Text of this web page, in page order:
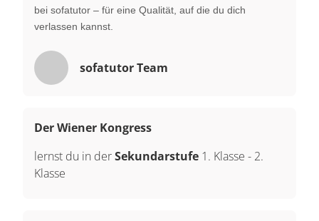
bei sofatutor – für eine Qualität, auf die du dich
verlassen kannst.
sofatutor Team
Der Wiener Kongress
lernst du in derSekundarstufe 1. Klasse - 2.
Klasse